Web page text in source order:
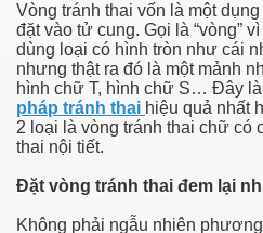
Vòng tránh thai vốn là một
đặt vào tử cung. Gọi là “vòng”
dùng loại có hình tròn như cái
nhưng thật ra đó là một mảnh
hình chữ T, hình chữ S… Đây
pháp tránh thai hiệu quả nhất
2 loại là vòng tránh thai chữ có
thai nội tiết.
Đặt vòng tránh thai đem lại
Không phải ngẫu nhiên
khong
tri nhu the nao